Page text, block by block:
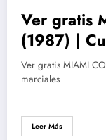
Ver gratis
(1987) |
marciales
Ver gratis MIAMI
marciales
Leer Más